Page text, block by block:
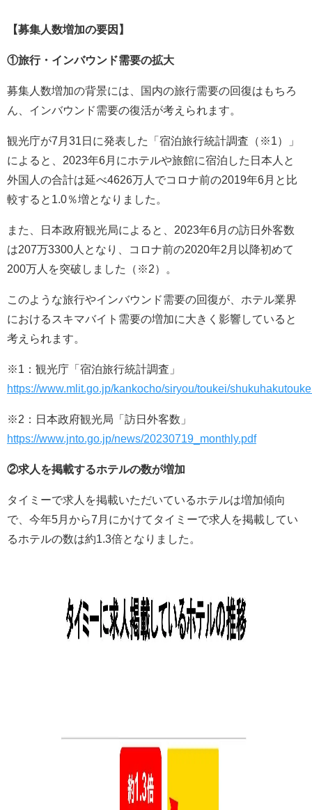
【募集人数増加の要因】
①旅行・インバウンド需要の拡大
募集人数増加の背景には、国内の旅行需要の回復はもちろ
ん、インバウンド需要の復活が考えられます。
観光庁が7月31日に発表した「宿泊旅行統計調査（※1）」
によると、2023年6月にホテルや旅館に宿泊した日本人と
外国人の合計は延べ4626万人でコロナ前の2019年6月と比
較すると1.0％増となりました。
また、日本政府観光局によると、2023年6月の訪日外客数
は207万3300人となり、コロナ前の2020年2月以降初めて
200万人を突破しました（※2）。
このような旅行やインバウンド需要の回復が、ホテル業界
におけるスキマバイト需要の増加に大きく影響していると
考えられます。
※1：観光庁「宿泊旅行統計調査」
https://www.mlit.go.jp/kankocho/siryou/toukei/
※2：日本政府観光局「訪日外客数」
https://www.jnto.go.jp/news/20230719_monthly.pdf
②求人を掲載するホテルの数が増加
タイミーで求人を掲載いただいているホテルは増加傾向
で、今年5月から7月にかけてタイミーで求人を掲載してい
るホテルの数は約1.3倍となりました。